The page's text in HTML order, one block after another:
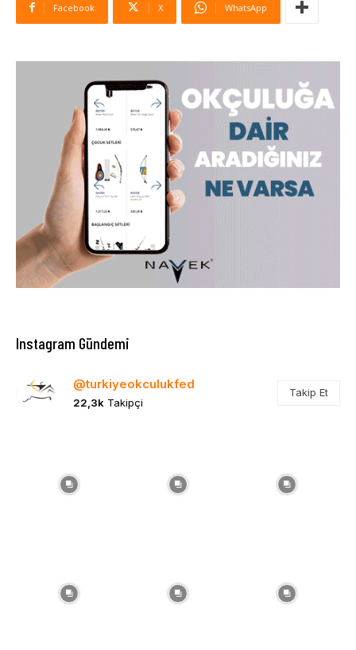
Facebook X WhatsApp
Instagram Gündemi
@turkiyeokculukfed
22,3k Takipçi
Takip Et